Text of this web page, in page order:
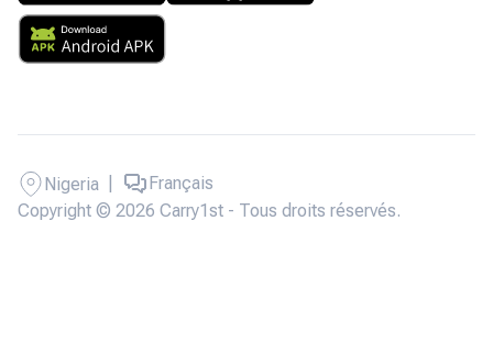
Copyright © 2026 Carry1st - Tous droits réservés.
Nigeria Français